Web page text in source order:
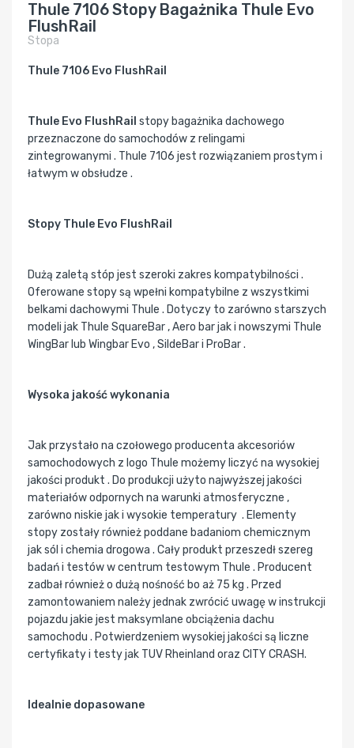
Thule 7106 Stopy Bagażnika Thule Evo
FlushRail
Stopa
Thule 7106 Evo FlushRail
Thule Evo FlushRail stopy bagażnika dachowego
przeznaczone do samochodów z relingami
zintegrowanymi . Thule 7106 jest rozwiązaniem prostym i
łatwym w obsłudze .
Stopy Thule Evo FlushRail
Dużą zaletą stóp jest szeroki zakres kompatybilności .
Oferowane stopy są wpełni kompatybilne z wszystkimi
belkami dachowymi Thule . Dotyczy to zarówno starszych
modeli jak Thule SquareBar , Aero bar jak i nowszymi Thule
WingBar lub Wingbar Evo , SildeBar i ProBar .
Wysoka jakość wykonania
Jak przystało na czołowego producenta akcesoriów
samochodowych z logo Thule możemy liczyć na wysokiej
jakości produkt . Do produkcji użyto najwyższej jakości
materiałów odpornych na warunki atmosferyczne ,
zarówno niskie jak i wysokie temperatury . Elementy
stopy zostały również poddane badaniom chemicznym
jak sól i chemia drogowa . Cały produkt przeszedł szereg
badań i testów w centrum testowym Thule . Producent
zadbał również o dużą nośność bo aż 75 kg . Przed
zamontowaniem należy jednak zwrócić uwagę w instrukcji
pojazdu jakie jest maksymlane obciążenia dachu
samochodu . Potwierdzeniem wysokiej jakości są liczne
certyfikaty i testy jak TUV Rheinland oraz CITY CRASH.
Idealnie dopasowane